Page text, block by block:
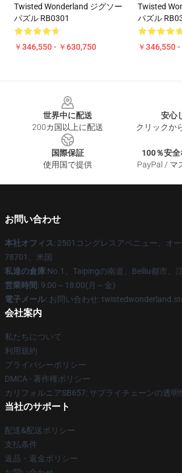
Twisted Wonderland ジグソー
パズル RB0301
￥346,550 - ￥630,750
Twisted
パズル
￥346,550
世界中に配送
200カ国以上に配送
安心
クリックか
国際保証
使用国で提供
100％安全
PayPal / マ
お問い合わせ
本社オフィス: 2501コングレスアベニュー、オ
78701、米国
私達の倉庫:No.1、Taipingの南道、Beiliu都市、
営業時間: 9:00～18:00(月～金)
電子メール: お問い合わせ:
会社案内
私たちについて
利用規約
プライバシーポリシー
DMCA - 著作権ポリシー
カリフォルニアSB657: サプライチェーンの透明
当社のサポート
配送&配送ポリシー
支払条件
返品・返金ポリシー